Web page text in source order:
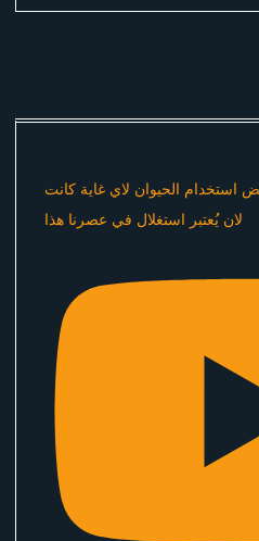
استخدام الحيوان لاي غاية كانت